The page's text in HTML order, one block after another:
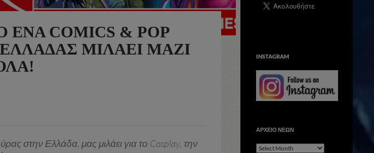
COMICS & POP
ΕΛΛΆΔΑΣ ΜΙΛΆΕΙ ΜΑΖΊ
στην Ελλάδα, μας μιλάει για το Cosplay, την
INSTAGRAM
ΑΡΧΕΙΟ ΝΕΩΝ
ΑΡΧΕΙΟ